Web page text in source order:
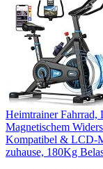
Heimtrainer
Magnetischem
Kompatibel & LCD-
zuhause, 180Kg